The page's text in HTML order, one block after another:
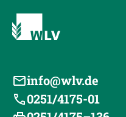
info@wlv.de
0251/4175-01